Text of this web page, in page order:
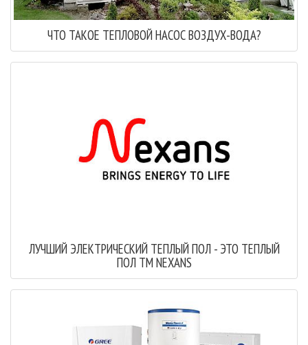
ЧТО ТАКОЕ ТЕПЛОВОЙ НАСОС ВОЗДУХ-ВОДА?
ЛУЧШИЙ ЭЛЕКТРИЧЕСКИЙ ТЕПЛЫЙ ПОЛ - ЭТО ТЕПЛЫЙ
ПОЛ ТМ NEXANS